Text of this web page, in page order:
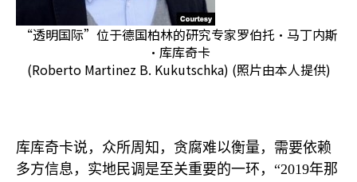
“透明国际”位于德国柏林的研究专家罗伯托·马丁内斯
·库库奇卡
(Roberto Martinez B. Kukutschka) (照片由本人提供)
库库奇卡说，众所周知，贪腐难以衡量，需要依赖
多方信息，实地民调是至关重要的一环，“2019年那